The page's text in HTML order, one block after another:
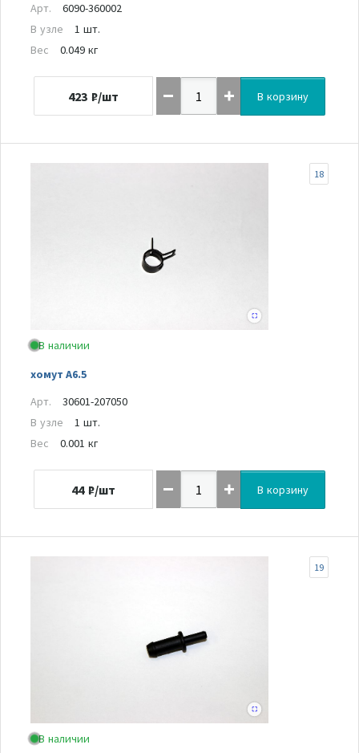
Арт.
6090-360002
В узле
1 шт.
Вес
0.049 кг
423 ₽/шт В корзину
В наличии
хомут A6.5
18
Арт.
30601-207050
В узле
1 шт.
Вес
0.001 кг
44 ₽/шт В корзину
В наличии
19